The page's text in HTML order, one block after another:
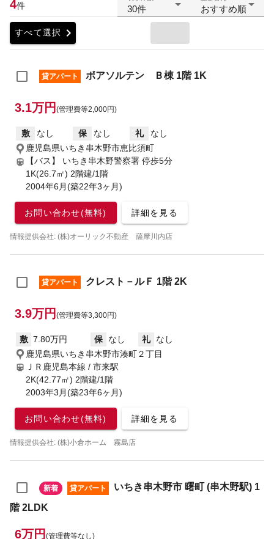
4件 30件 おすすめ順
すべて選択 chevron_right
貸アパート ボアソルテン Ｂ棟 1階 1K
3.1万円 (管理費等2,000円)
敷 なし 保 なし 礼
なし
鹿児島県いちき串木野市恵比須町
【バス】 いちき串木野警察署 停歩5分
1K(26.7㎡) 2階建/1階
2004年6月(築22年3ヶ月)
お問い合わせ(無料) 詳細を見る
情報提供会社: (株)オーリック不動産 薩摩川内店
貸アパート クレスト－ルＦ 1階 2K
3.9万円 (管理費等3,300円)
敷 7.80万円 保 なし 礼
なし
鹿児島県いちき串木野市湊町２丁目
ＪＲ鹿児島本線 / 市来駅
2K(42.77㎡) 2階建/1階
2003年3月(築23年6ヶ月)
お問い合わせ(無料) 詳細を見る
情報提供会社: (株)小倉ホーム 霧島店
新着 貸アパート
いちき串木野市 曙町 (串木野駅) 1
階 2LDK
6万円 (管理費等なし)